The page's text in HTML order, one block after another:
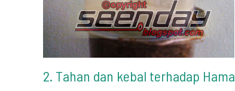
2. Tahan dan kebal terhadap Hama